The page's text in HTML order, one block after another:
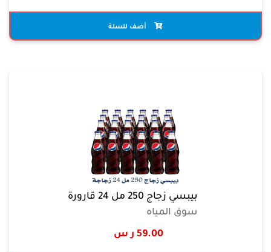
أضف للسلة
بيبسي زجاج 250 مل 24 قارورة
سوق المياه
59.00 ر س